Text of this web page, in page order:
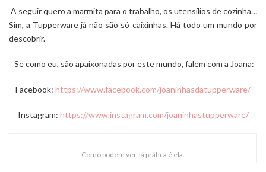
A seguir quero a marmita para o trabalho, os utensílios de cozinha…
Sim, a Tupperware já não são só caixinhas. Há todo um mundo por
descobrir.
Se como eu, são apaixonadas por este mundo, falem com a Joana:
Facebook: https://www.facebook.com/joaninhasdatupperware/
Instagram: https://www.instagram.com/joaninhastupperware/
Como podem ver, lá prática é ela.